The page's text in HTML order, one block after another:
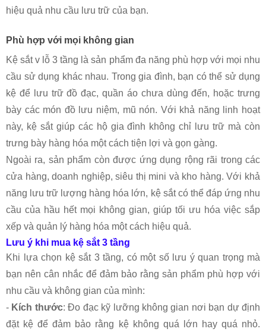
hiệu quả nhu cầu lưu trữ của bạn.
Phù hợp với mọi không gian
Kệ sắt v lỗ 3 tầng là sản phẩm đa năng phù hợp với mọi nhu
cầu sử dụng khác nhau. Trong gia đình, bạn có thể sử dụng
kệ để lưu trữ đồ đạc, quần áo chưa dùng đến, hoặc trưng
bày các món đồ lưu niệm, mũ nón. Với khả năng linh hoạt
này, kệ sắt giúp các hộ gia đình không chỉ lưu trữ mà còn
trưng bày hàng hóa một cách tiện lợi và gọn gàng.
Ngoài ra, sản phẩm còn được ứng dụng rộng rãi trong các
cửa hàng, doanh nghiệp, siêu thị mini và kho hàng. Với khả
năng lưu trữ lượng hàng hóa lớn, kệ sắt có thể đáp ứng nhu
cầu của hầu hết mọi không gian, giúp tối ưu hóa việc sắp
xếp và quản lý hàng hóa một cách hiệu quả.
Lưu ý khi mua kệ sắt 3 tầng
Khi lựa chọn kệ sắt 3 tầng, có một số lưu ý quan trọng mà
bạn nên cân nhắc để đảm bảo rằng sản phẩm phù hợp với
nhu cầu và không gian của mình:
- Kích thước: Đo đạc kỹ lưỡng không gian nơi bạn dự định
đặt kệ để đảm bảo rằng kệ không quá lớn hay quá nhỏ.